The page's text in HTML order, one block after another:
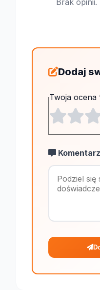
Brak opinii.
Dodaj
Twoja ocena